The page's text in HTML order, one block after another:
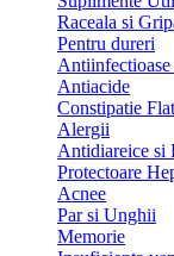
Raceala si
Pentru dureri
Antiacide
Constipatie
Alergii
Antidiareice si
Protectoare
Acnee
Par si Unghii
Memorie